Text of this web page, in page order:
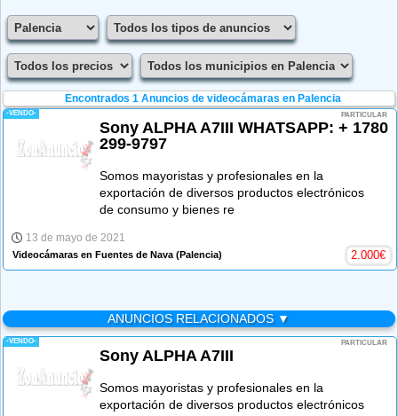
Encontrados 1 Anuncios de videocámaras en Palencia
-VENDO- PARTICULAR
Sony ALPHA A7III WHATSAPP: + 1780
299-9797
Somos mayoristas y profesionales en la
exportación de diversos productos electrónicos
de consumo y bienes re
13 de mayo de 2021
Videocámaras en Fuentes de Nava (Palencia) 2.000€
ANUNCIOS RELACIONADOS ▼
-VENDO- PARTICULAR
Sony ALPHA A7III
Somos mayoristas y profesionales en la
exportación de diversos productos electrónicos